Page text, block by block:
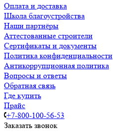
Оплата и доставка
Школа благоустройства
Наши партнёры
Аттестованные строители
Сертификаты и документы
Политика конфиденциальности
Антикоррупционная политика
Вопросы и ответы
Обратная связь
Где купить
Прайс
+7-800-100-56-53
Заказать звонок